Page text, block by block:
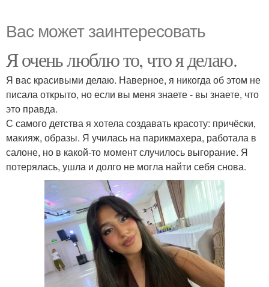
Вас может заинтересовать
Я очень люблю то, что я делаю.
Я вас красивыми делаю. Наверное, я никогда об этом не
писала открыто, но если вы меня знаете - вы знаете, что
это правда.
С самого детства я хотела создавать красоту: причёски,
макияж, образы. Я училась на парикмахера, работала в
салоне, но в какой-то момент случилось выгорание. Я
потерялась, ушла и долго не могла найти себя снова.